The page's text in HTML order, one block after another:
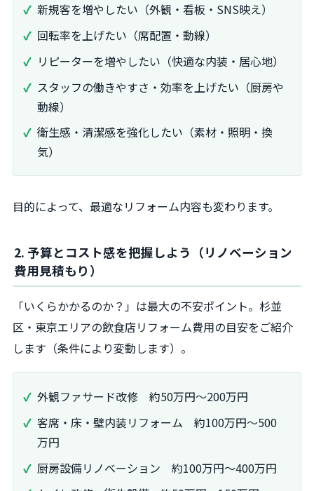
新規客を増やしたい（外観・看板・SNS映え）
回転率を上げたい（席配置・動線）
リピーターを増やしたい（快適な内装・居心地）
スタッフの働きやすさ・効率を上げたい（厨房や
動線）
衛生感・清潔感を強化したい（素材・照明・換
気）
目的によって、最適なリフォーム内容も変わります。
2. 予算とコスト感を把握しよう（リノベーション
費用見積もり）
「いくらかかるのか？」は最大の不安ポイント。杉並
区・東京エリアの飲食店リフォーム費用の目安をご紹介
します（条件により変動します）。
外観ファサード改修 約50万円～200万円
客席・床・壁内装リフォーム 約100万円～500
万円
厨房設備リノベーション 約100万円～400万円